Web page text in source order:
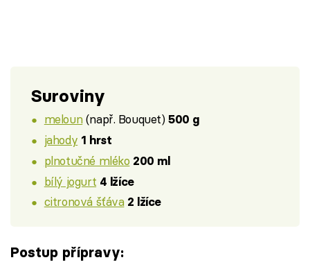
Suroviny
meloun(např. Bouquet)500 g
jahody 1 hrst
plnotučné mléko 200 ml
bílý jogurt 4 lžíce
citronová šťáva 2 lžíce
Postup přípravy: